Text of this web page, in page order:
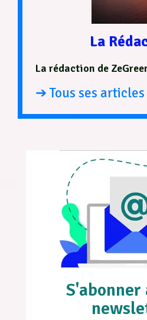
La
La rédaction de
➔ Tous ses articles
S'abonner